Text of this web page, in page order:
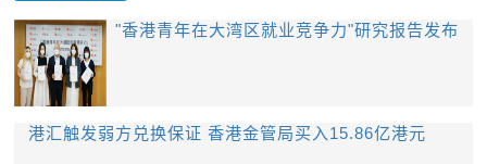
"香港青年在大湾区就业竞争力"研究报告发布
港汇触发弱方兑换保证 香港金管局买入15.86亿港元